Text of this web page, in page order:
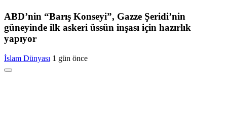
ABD’nin “Barış Konseyi”, Gazze Şeridi’nin
güneyinde ilk askeri üssün inşası için hazırlık
yapıyor
İslam Dünyası 1 gün önce